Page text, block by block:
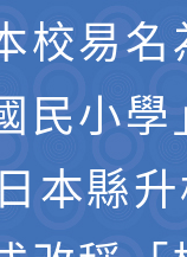
校易名
民小學
本縣